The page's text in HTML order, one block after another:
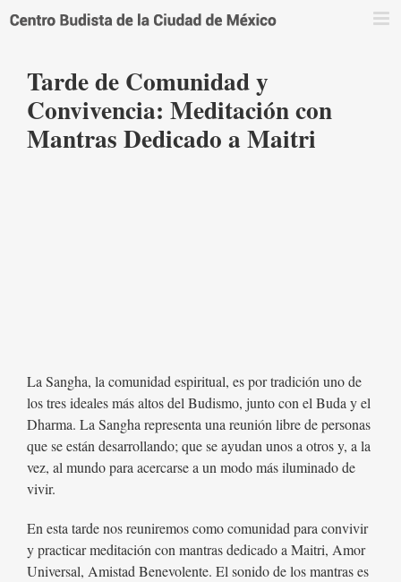
Tarde de Comunidad y
Convivencia: Meditación con
Mantras Dedicado a Maitri
La Sangha, la comunidad espiritual, es por tradición uno de
los tres ideales más altos del Budismo, junto con el Buda y el
Dharma. La Sangha representa una reunión libre de personas
que se están desarrollando; que se ayudan unos a otros y, a la
vez, al mundo para acercarse a un modo más iluminado de
vivir.
En esta tarde nos reuniremos como comunidad para convivir
y practicar meditación con mantras dedicado a Maitri, Amor
Universal, Amistad Benevolente. El sonido de los mantras es